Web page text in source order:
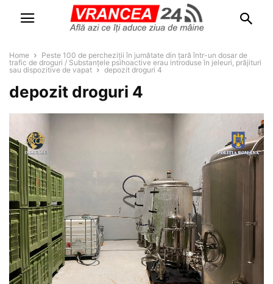
Home
Peste 100 de percheziții în jumătate din țară într-un dosar de
trafic de droguri / Substanțele psihoactive erau introduse în jeleuri, prăjituri
sau dispozitive de vapat
depozit droguri 4
depozit droguri 4